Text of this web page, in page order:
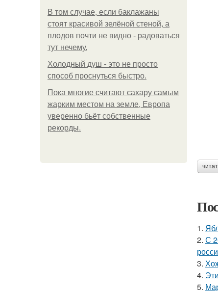
В том случае, если баклажаны
стоят красивой зелёной стеной, а
плодов почти не видно - радоваться
тут нечему.
Холодный душ - это не просто
способ проснуться быстро.
Пока многие считают сахару самым
жарким местом на земле, Европа
уверенно бьёт собственные
рекорды.
1.
2. С
3.
4.
5.